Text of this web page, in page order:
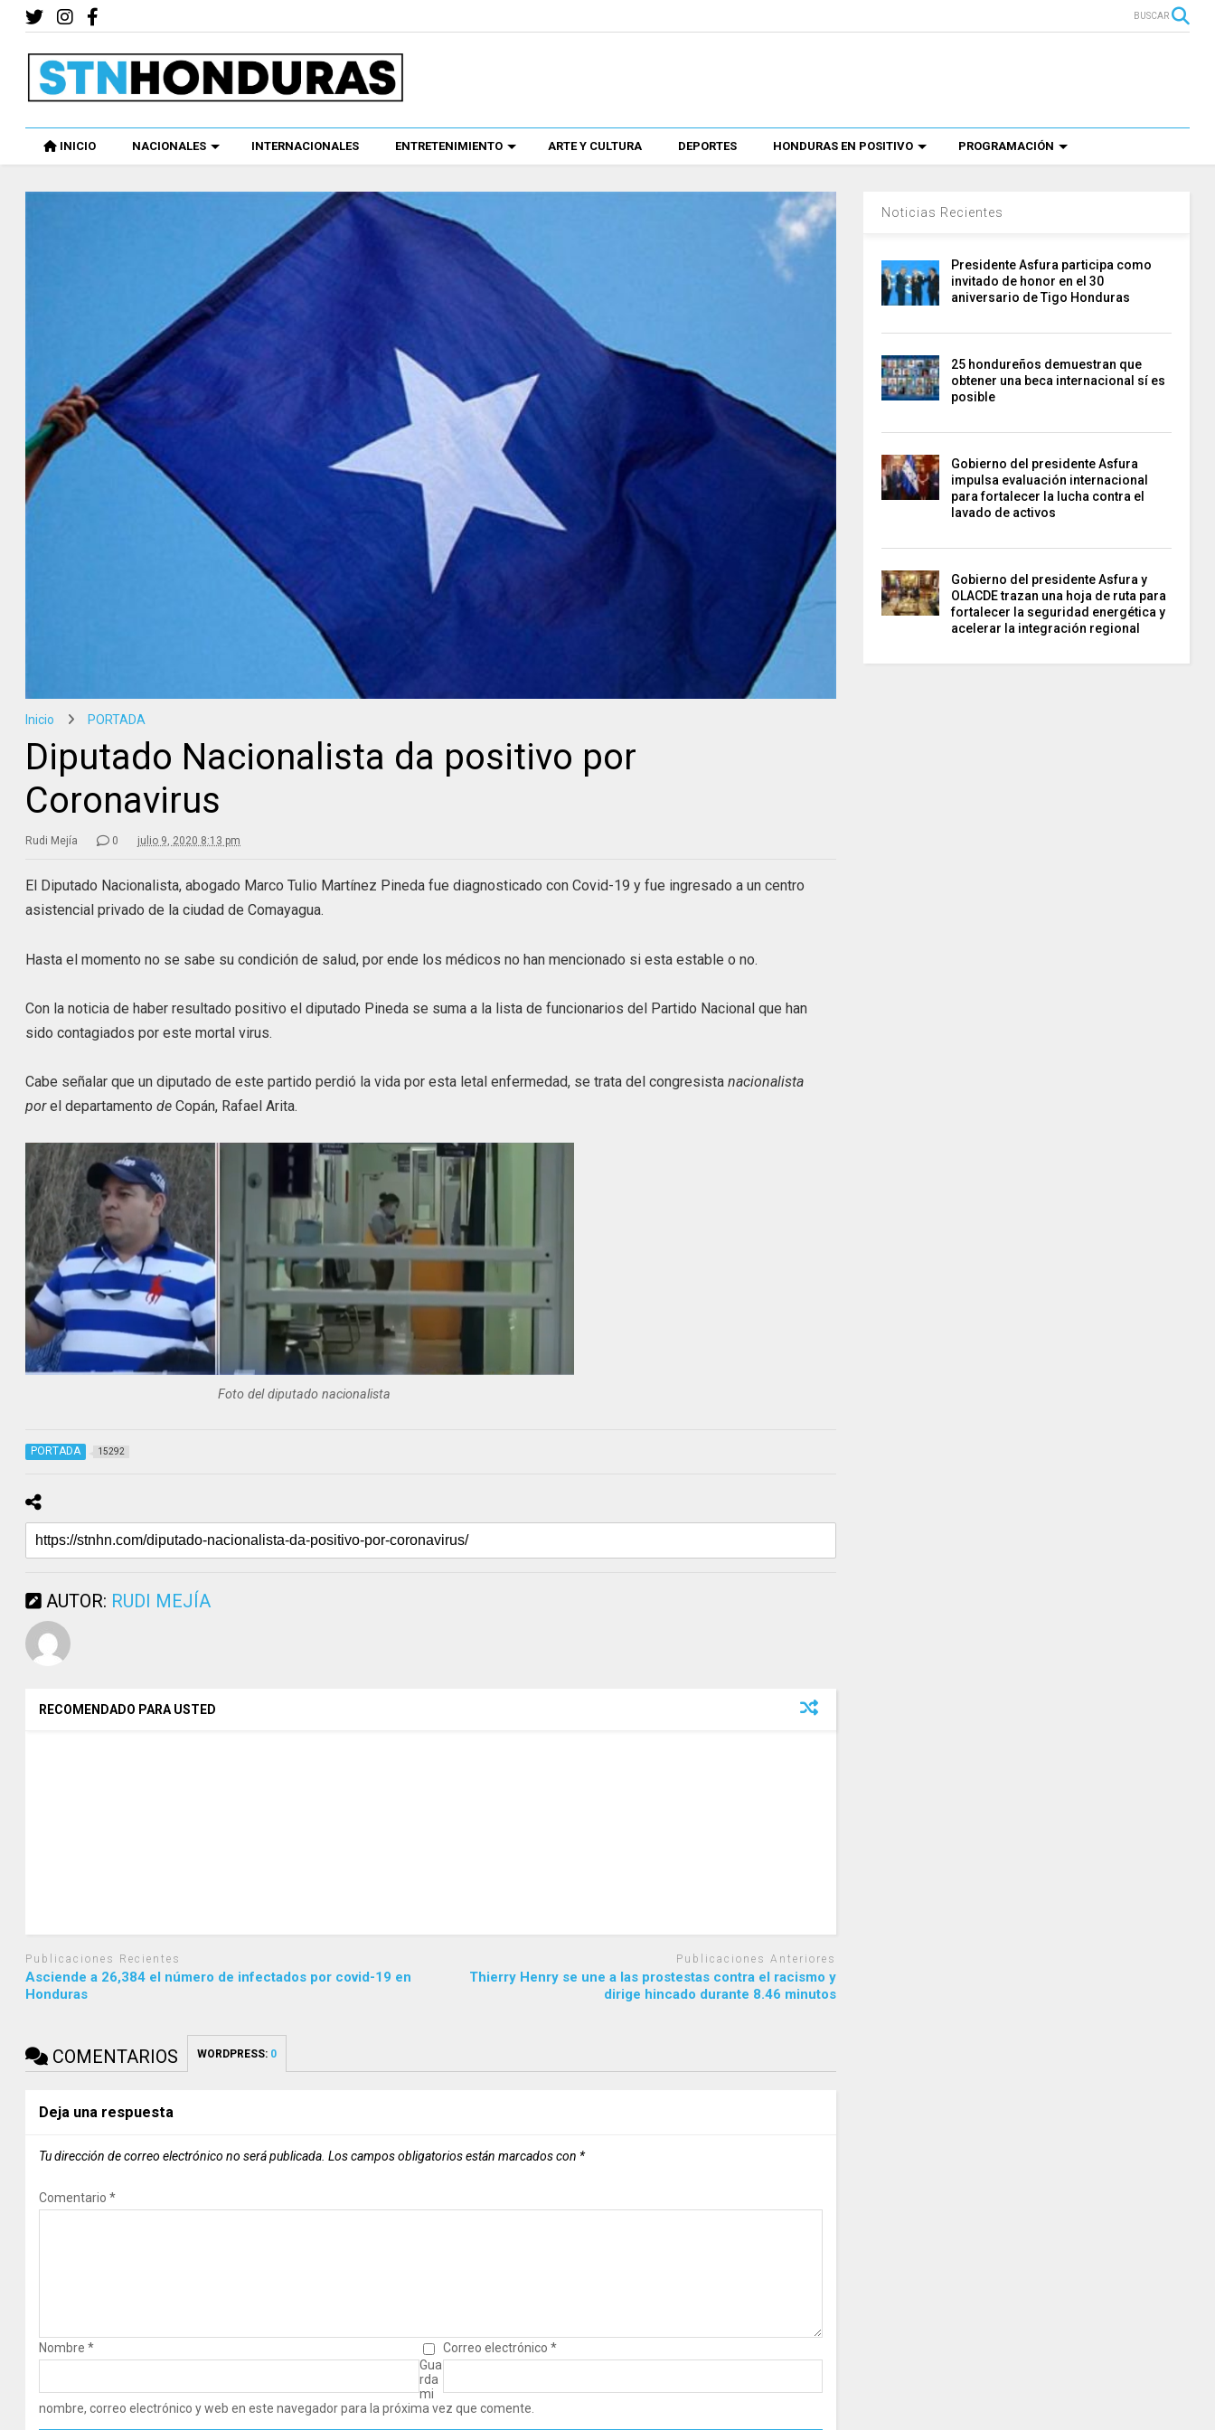
BUSCAR
INICIO NACIONALES INTERNACIONALES ENTRETENIMIENTO ARTE Y CULTURA DEPORTES HONDURAS EN POSITIVO PROGRAMACIÓN
Inicio PORTADA
Diputado Nacionalista da positivo por
Coronavirus
Rudi Mejía 0 julio 9, 2020 8:13 pm
El Diputado Nacionalista, abogado Marco Tulio Martínez Pineda fue diagnosticado con Covid-19 y fue ingresado a un centro
asistencial privado de la ciudad de Comayagua.
Hasta el momento no se sabe su condición de salud, por ende los médicos no han mencionado si esta estable o no.
Con la noticia de haber resultado positivo el diputado Pineda se suma a la lista de funcionarios del Partido Nacional que han
sido contagiados por este mortal virus.
Cabe señalar que un diputado de este partido perdió la vida por esta letal enfermedad, se trata del congresistanacionalista
porel departamentode Copán, Rafael Arita.
Foto del diputado nacionalista
PORTADA 15292
AUTOR: RUDI MEJÍA
RECOMENDADO PARA USTED
Publicaciones Recientes
Asciende a 26,384 el número de infectados por covid-19 en
Honduras
Publicaciones Anteriores
Thierry Henry se une a las prostestas contra el racismo y
dirige hincado durante 8.46 minutos
COMENTARIOS WORDPRESS: 0
Deja una respuesta
Tu dirección de correo electrónico no será publicada. Los campos obligatorios están marcados con *
Comentario*
Nombre* Correo electrónico *
Gua
rda
mi
nombre, correo electrónico y web en este navegador para la próxima vez que comente.
Noticias Recientes
Presidente Asfura participa como
invitado de honor en el 30
aniversario de Tigo Honduras
25 hondureños demuestran que
obtener una beca internacional sí es
posible
Gobierno del presidente Asfura
impulsa evaluación internacional
para fortalecer la lucha contra el
lavado de activos
Gobierno del presidente Asfura y
OLACDE trazan una hoja de ruta para
fortalecer la seguridad energética y
acelerar la integración regional